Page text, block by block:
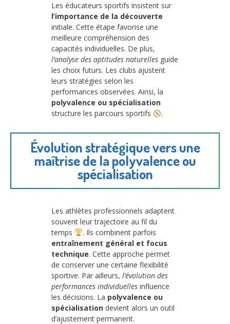
Les éducateurs sportifs insistent sur
l’importance de la découverte
initiale. Cette étape favorise une
meilleure compréhension des
capacités individuelles. De plus,
l’analyse des aptitudes naturelles guide
les choix futurs. Les clubs ajustent
leurs stratégies selon les
performances observées. Ainsi, la
polyvalence ou spécialisation
structure les parcours sportifs
.
Évolution stratégique vers une
maîtrise de la polyvalence ou
spécialisation
Les athlètes professionnels adaptent
souvent leur trajectoire au fil du
temps
. Ils combinent parfois
entraînement général et focus
technique. Cette approche permet
de conserver une certaine flexibilité
sportive. Par ailleurs, l’évolution des
performances individuelles influence
les décisions. La polyvalence ou
spécialisation devient alors un outil
d’ajustement permanent.